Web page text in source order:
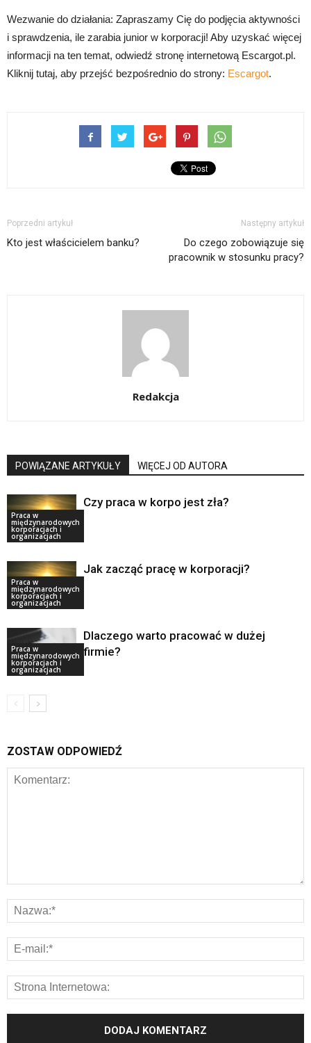
Wezwanie do działania: Zapraszamy Cię do podjęcia aktywności
i sprawdzenia, ile zarabia junior w korporacji! Aby uzyskać więcej
informacji na ten temat, odwiedź stronę internetową Escargot.pl.
Kliknij tutaj, aby przejść bezpośrednio do strony: Escargot.
Poprzedni artykuł
Kto jest właścicielem banku?
Następny artykuł
Do czego zobowiązuje się
pracownik w stosunku pracy?
Redakcja
POWIĄZANE ARTYKUŁY WIĘCEJ OD AUTORA
Praca w
międzynarodowych
korporacjach i
organizacjach
Czy praca w korpo jest zła?
Praca w
międzynarodowych
korporacjach i
organizacjach
Jak zacząć pracę w korporacji?
Praca w
międzynarodowych
korporacjach i
organizacjach
Dlaczego warto pracować w dużej
firmie?
ZOSTAW ODPOWIEDŹ